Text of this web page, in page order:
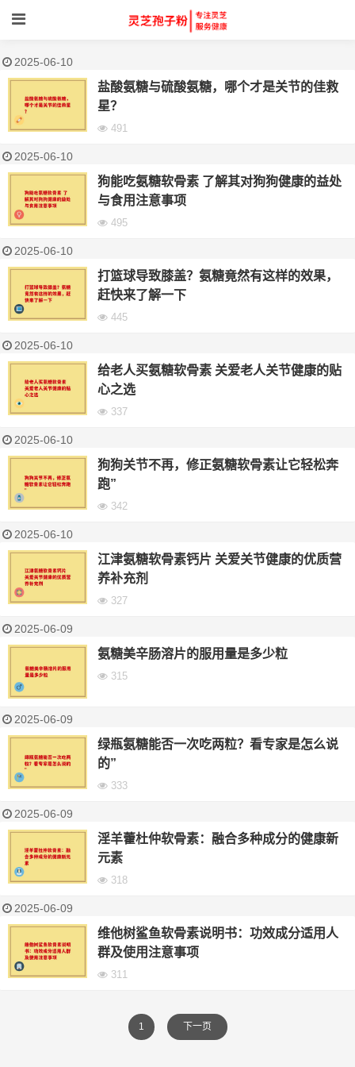
2025-06-10
盐酸氨糖与硫酸氨糖，哪个才是关节的佳救
星？
491
2025-06-10
狗能吃氨糖软骨素 了解其对狗狗健康的益处
与食用注意事项
495
2025-06-10
打篮球导致膝盖？氨糖竟然有这样的效果，
赶快来了解一下
445
2025-06-10
给老人买氨糖软骨素 关爱老人关节健康的贴
心之选
337
2025-06-10
狗狗关节不再，修正氨糖软骨素让它轻松奔
跑”
342
2025-06-10
江津氨糖软骨素钙片 关爱关节健康的优质营
养补充剂
327
2025-06-09
氨糖美辛肠溶片的服用量是多少粒
315
2025-06-09
绿瓶氨糖能否一次吃两粒？看专家是怎么说
的”
333
2025-06-09
淫羊藿杜仲软骨素：融合多种成分的健康新
元素
318
2025-06-09
维他树鲨鱼软骨素说明书：功效成分适用人
群及使用注意事项
311
1 下一页